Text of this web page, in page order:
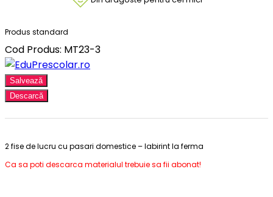
Produs standard
Cod Produs: MT23-3
Salvează
Descarcă
2 fise de lucru cu pasari domestice – labirint la ferma
Ca sa poti descarca materialul trebuie sa fii abonat!